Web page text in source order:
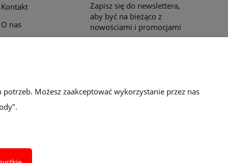
Kontakt
O nas
Zapisz się do newslettera,
aby być na bieżąco z
nowościami i promocjami
Możesz zaakceptować wykorzystanie przez nas